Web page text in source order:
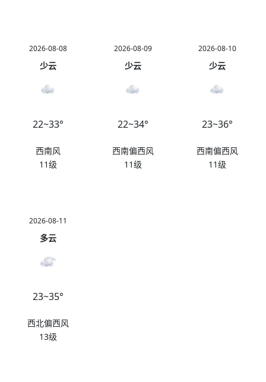
2026-08-08
少云
22~33°
西南风
11级
2026-08-09
少云
22~34°
西南偏西风
11级
2026-08-10
少云
23~36°
西南偏西风
11级
2026-08-11
多云
23~35°
西北偏西风
13级